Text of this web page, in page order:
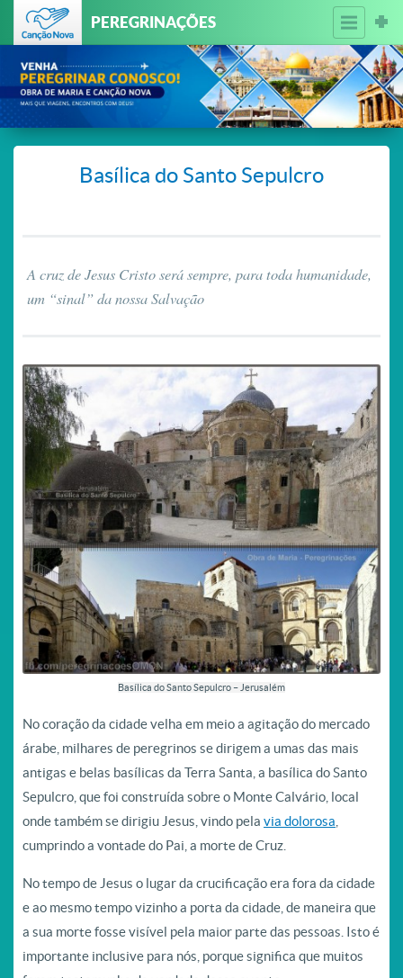
PEREGRINAÇÕES
Basílica do Santo Sepulcro
A cruz de Jesus Cristo será sempre, para toda humanidade,
um “sinal” da nossa Salvação
Basílica do Santo Sepulcro – Jerusalém
No coração da cidade velha em meio a agitação do mercado
árabe, milhares de peregrinos se dirigem a umas das mais
antigas e belas basílicas da Terra Santa, a basílica do Santo
Sepulcro, que foi construída sobre o Monte Calvário, local
onde também se dirigiu Jesus, vindo pela via dolorosa
cumprindo a vontade do Pai, a morte de Cruz.
No tempo de Jesus o lugar da crucificação era fora da cidade
e ao mesmo tempo vizinho a porta da cidade, de maneira que
a sua morte fosse visível pela maior parte das pessoas. Isto é
importante inclusive para nós, porque significa que muitos